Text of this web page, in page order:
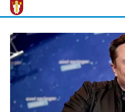
Skip
to